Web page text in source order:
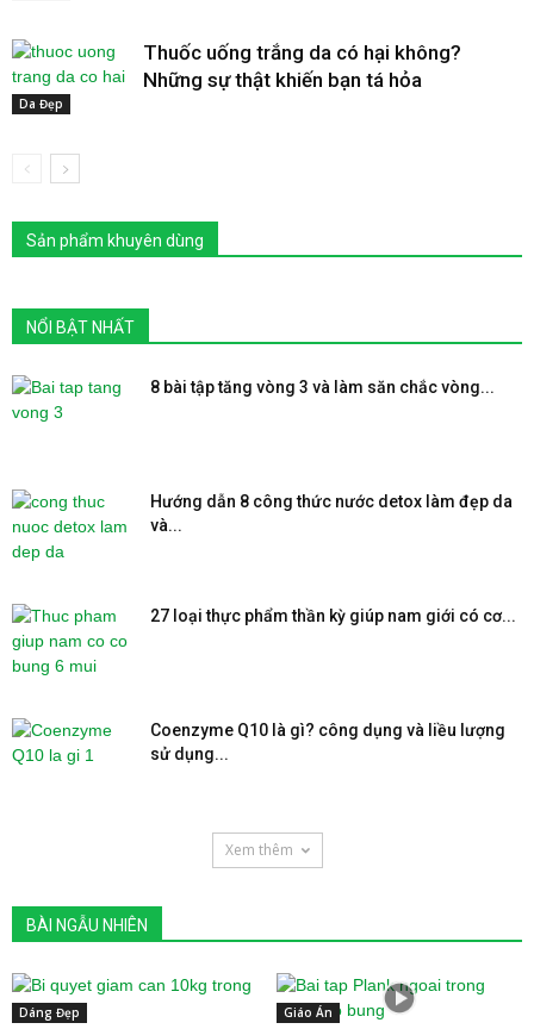
Da Đẹp
Thuốc uống trắng da có hại không?
Những sự thật khiến bạn tá hỏa
Sản phẩm khuyên dùng
NỔI BẬT NHẤT
8 bài tập tăng vòng 3 và làm săn chắc vòng...
Hướng dẫn 8 công thức nước detox làm đẹp da
và...
27 loại thực phẩm thần kỳ giúp nam giới có cơ...
Coenzyme Q10 là gì? công dụng và liều lượng
sử dụng...
Xem thêm
BÀI NGẪU NHIÊN
Dáng Đẹp Giáo Án